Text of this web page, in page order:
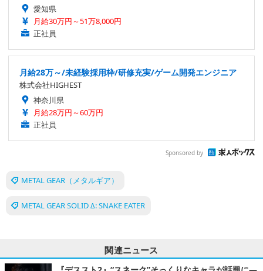
愛知県
月給30万円～51万8,000円
正社員
月給28万～/未経験採用枠/研修充実/ゲーム開発エンジニア
株式会社HIGHEST
神奈川県
月給28万円～60万円
正社員
Sponsored by
METAL GEAR（メタルギア）
METAL GEAR SOLID Δ: SNAKE EATER
関連ニュース